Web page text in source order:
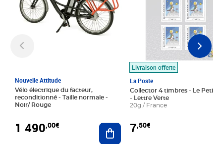
Nouvelle Attitude
Vélo électrique du facteur,
reconditionné - Taille normale -
Noir/ Rouge
1 490,00€ Ajouter au panier
Livraison offerte
La Poste
Collector 4 timbres - Le Petit
- Lettre Verte
20g / France
7,50€